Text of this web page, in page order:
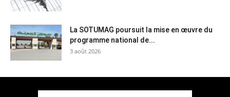
La SOTUMAG poursuit la mise en œuvre du
programme national de...
3 août 2026